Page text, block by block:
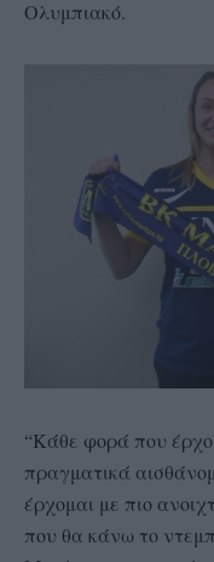
Ολυμπιακό.
“Κάθε φορά που
πραγματικά
έρχομαι με πιο
που θα κάνω το